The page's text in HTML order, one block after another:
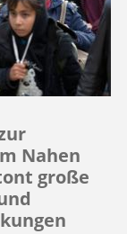
Nahen
große